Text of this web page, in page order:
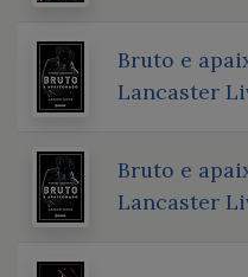
Bruto e
Lancaster
Bruto e
Lancaster